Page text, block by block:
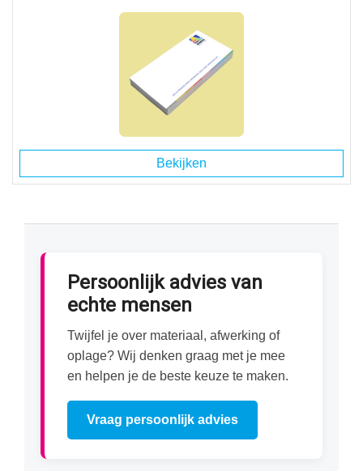
Bekijken
Persoonlijk advies van
echte mensen
Twijfel je over materiaal, afwerking of
oplage? Wij denken graag met je mee
en helpen je de beste keuze te maken.
Vraag persoonlijk advies